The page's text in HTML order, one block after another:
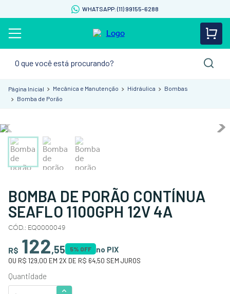
WHATSAPP: (11) 99155-6288
Mecânica e Manutenção Hidráulica
Bombas
Bomba de Porão
BOMBA DE PORÃO CONTÍNUA
SEAFLO 1100GPH 12V 4A
CÓD.: EQ0000049
R$ 122,55 5% OFF no PIX
OU R$ 129,00 EM 2X DE R$ 64,50 SEM JUROS